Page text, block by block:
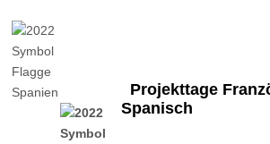
Projekttage
Spanisch